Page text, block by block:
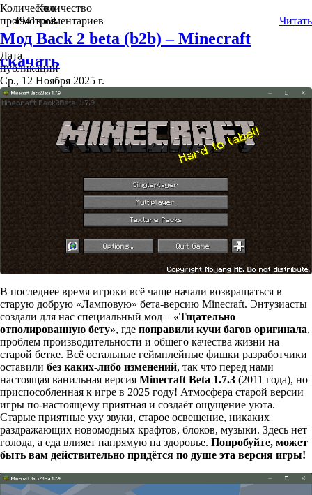
Количество
просмотров
4941
Количество
комментариев
2 Читать
Мод Back 2 beta (b2b) – Minecraft
скачать
Дата
публикации
Ср., 12 Ноября 2025 г.
В последнее время игроки всё чаще начали возвращаться в
старую добрую «Ламповую» бета-версию Minecraft. Энтузиасты
создали для нас специальный мод – «Тщательно
отполированную бету», где поправили кучи багов оригинала,
проблем производительности и общего качества жизни на
старой бетке. Всё остальные геймплейные фишки разработчики
оставили без каких-либо изменений, так что перед нами
настоящая ванильная версия Minecraft Beta 1.7.3 (2011 года), но
приспособленная к игре в 2025 году! Атмосфера старой версии
игры по-настоящему приятная и создаёт ощущение уюта.
Старые приятные уху звуки, старое освещение, никаких
раздражающих новомодных крафтов, блоков, музыки. Здесь нет
голода, а еда влияет напрямую на здоровье. Попробуйте, может
быть вам действительно придётся по душе эта версия игры!